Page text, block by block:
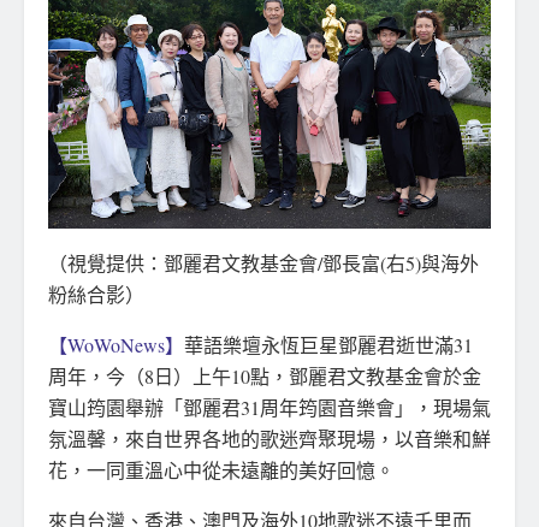
（視覺提供：鄧麗君文教基金會/鄧長富(右5)與海外
粉絲合影）
【WoWoNews】 華語樂壇永恆巨星鄧麗君逝世滿31
周年，今（8日）上午10點，鄧麗君文教基金會於金
寶山筠園舉辦「鄧麗君31周年筠園音樂會」，現場氣
氛溫馨，來自世界各地的歌迷齊聚現場，以音樂和鮮
花，一同重溫心中從未遠離的美好回憶。
來自台灣、香港、澳門及海外10地歌迷不遠千里而